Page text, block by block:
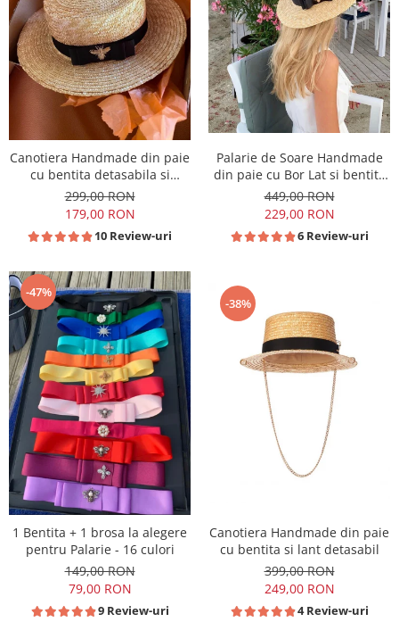
Canotiera Handmade din paie
cu bentita detasabila si
accesoriu la alegere
299,00 RON
179,00 RON
10 Review-uri
Palarie de Soare Handmade
din paie cu Bor Lat si bentita
detasabila la alegere
449,00 RON
229,00 RON
6 Review-uri
-47%
1 Bentita + 1 brosa la alegere
pentru Palarie - 16 culori
149,00 RON
79,00 RON
9 Review-uri
-38%
Canotiera Handmade din paie
cu bentita si lant detasabil
399,00 RON
249,00 RON
4 Review-uri